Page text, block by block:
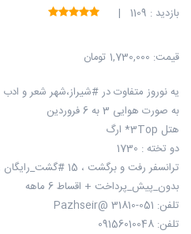
بازدید : 1109 |
قیمت: 1,730,000 تومان
یه نوروز متفاوت در #شیراز،شهر شعر و ادب
به صورت هوایی 3 به 6 فروردین
هتل 3Top* ارگ
دو تخته : 1730
ترانسفر رفت و برگشت ، 15 #گشت_رایگان ، لیدر محلی
بدون_پیش_پرداخت + اقساط 6 ماهه
تلفن: 051-31810 @Pazhseir
تلفن: 09156010048